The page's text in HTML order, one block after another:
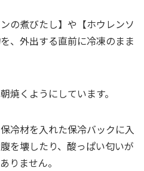
の煮びたし】や【ホウレンソ
、外出する直前に冷凍のまま
焼くようにしています。
冷材を入れた保冷バックに入
を壊したり、酸っぱい匂いが
りません。